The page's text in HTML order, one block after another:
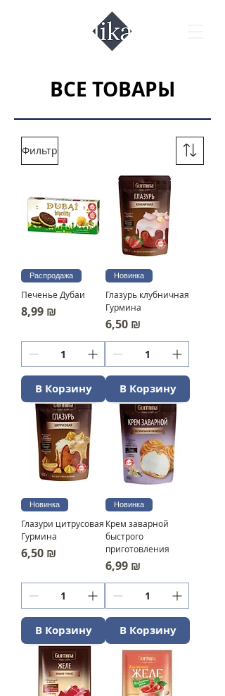
ВСЕ ТОВАРЫ
Фильтр
Распродажа
Печенье Дубаи
Цена
8,99 ₪
В Корзину
Новинка
Глазурь клубничная
Гурмина
Цена
6,50 ₪
В Корзину
Новинка
Глазури цитрусовая
Гурмина
Цена
6,50 ₪
В Корзину
Новинка
Крем заварной
быстрого
приготовления
Цена
6,99 ₪
В Корзину